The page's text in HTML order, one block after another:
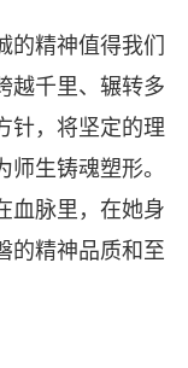
精神值得我们
越千里、辗转多
针，将坚定的理
生铸魂塑形。
血脉里，在她身
的精神品质和至